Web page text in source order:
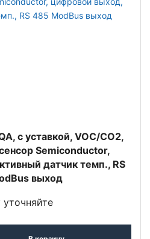
с уставкой, VOC/CO2,
Semiconductor,
датчик темп., RS
выход
уточняйте